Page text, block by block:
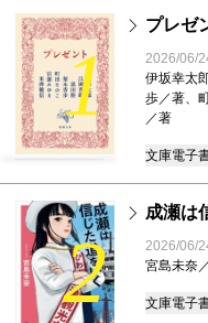
1
プレゼ
2026/06/
伊坂幸太
歩／著、
／著
文庫電子
2
成瀬は
2026/06/
宮島未奈
文庫電子